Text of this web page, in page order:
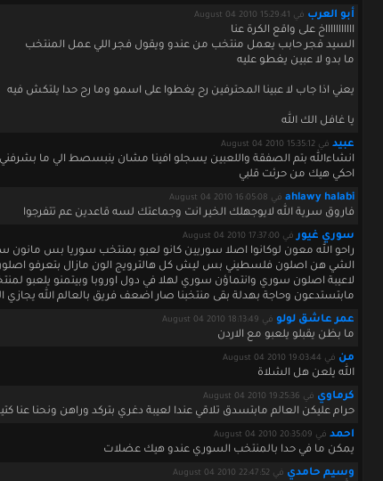
أبو العرب في August 04 2010 15:29:41
اااااااااااخ على واقع الكرة عنا
السيد فجر حابب يعمل منتخب من عندو ويقول فجر اللي عمل المنتخب
ما بدو لا عبين يغطو عليه
يعني اذا جاب لا عبينا المحترفين رح يغطوا على اسمو وما رح حدا يلتكش فيه
يا غافل الك الله
عبيد في August 04 2010 15:35:12
انشاءالله بتم الصفقة واللعبين يسجلو افينا مشان ينبسصط الي ما
احكي هيك من حرئت قلبي
ahlawy halabi في August 04 2010 16:05:08
فاروق سرية الله لايوجهلك الخير انت وجماعتك لسه قاعدين عم تتفرجوا
سوري غيور في August 04 2010 17:37:00
راحو الله معون لوكانوا اصلا سوريين كانو لعبو بمنتخب سوريا بس مانون
الشي هن اصلون فلسطيني بس ليش كل هالترويج الون مازال بتعرفو اصلون
لاعيبة اصلون سوري وانتماؤن سوري لهلا في دول اوروبا وبيتمنو يلعبو
مابتستدعون وحاجة بهدلة بقى منتخبنا صار اضعف فريق بالعالم الله يجازي
عمر عاشق لولو في August 04 2010 18:13:49
ما بظن يقبلو يلعبو مع الاردن
من في August 04 2010 19:03:44
الله يلعن هل الشلاة
كرماوي في August 04 2010 19:25:36
حرام عليكن العالم مابتسدق تلاقي عندا لعيبة دغري بتركد وراهن ونحنا عنا
احمد في August 04 2010 20:35:09
يمكن ما في حدا بالمنتخب السوري عندو هيك عضلات
وسيم حامدي في August 04 2010 22:47:52